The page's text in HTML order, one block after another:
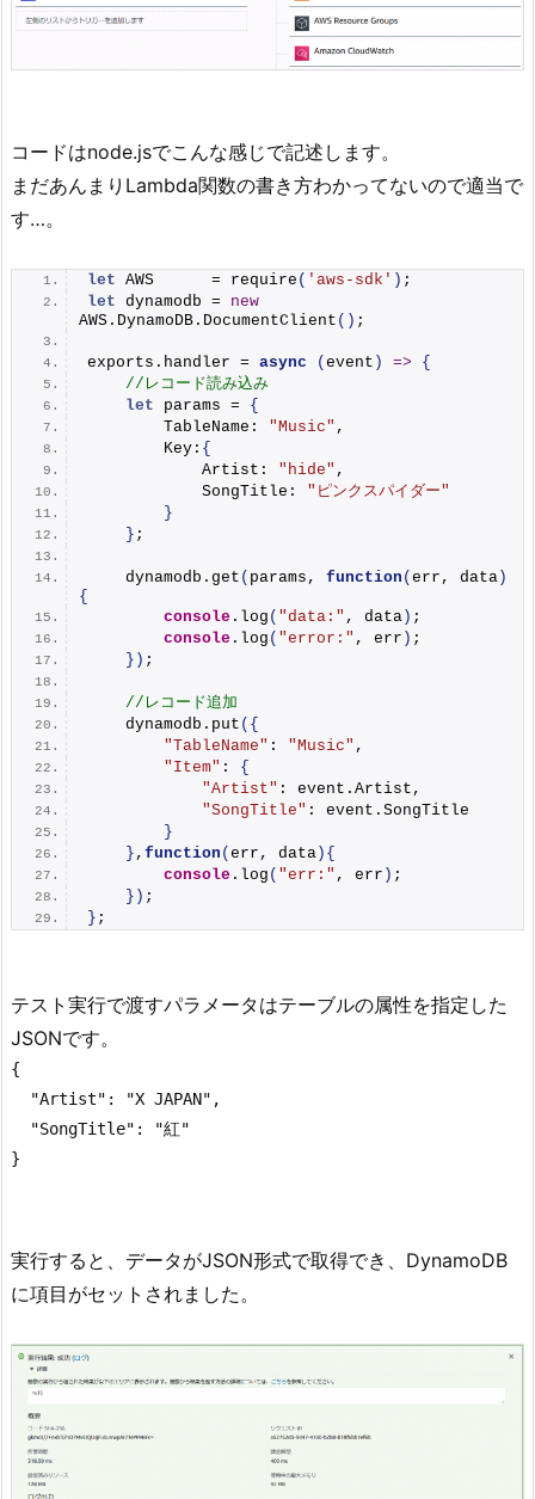
コードはnode.jsでこんな感じで記述します。
まだあんまりLambda関数の書き方わかってないので適当で
す…。
let AWS      = require ( 'aws-sdk' ) ;
let dynamodb = new
AWS. DynamoDB . DocumentClient ( ) ;
exports. handler = async ( event ) =>
{
//レコード読み込み
let params = {
        TableName:
"Music" ,
        Key:
{
            Artist:
"hide" ,
            SongTitle:
"ピンクスパイダー"
}
} ;
    dynamodb.
get ( params, function ( err, data )
{
console . log ( "data:" , data ) ;
console . log ( "error:" , err ) ;
} ) ;
//レコード追加
    dynamodb.
put ( {
"TableName" : "Music" ,
"Item" : {
"Artist" : event. Artist ,
"SongTitle" : event. SongTitle
}
} , function ( err, data ) {
console . log ( "err:" , err ) ;
} ) ;
} ;
テスト実行で渡すパラメータはテーブルの属性を指定した
JSONです。
{
}
実行すると、データがJSON形式で取得でき、DynamoDB
に項目がセットされました。